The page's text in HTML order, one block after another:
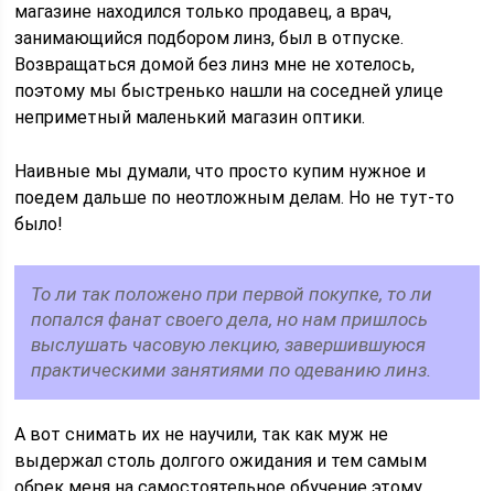
магазине находился только продавец, а врач,
занимающийся подбором линз, был в отпуске.
Возвращаться домой без линз мне не хотелось,
поэтому мы быстренько нашли на соседней улице
неприметный маленький магазин оптики.
Наивные мы думали, что просто купим нужное и
поедем дальше по неотложным делам. Но не тут-то
было!
То ли так положено при первой покупке, то ли
попался фанат своего дела, но нам пришлось
выслушать часовую лекцию, завершившуюся
практическими занятиями по одеванию линз.
А вот снимать их не научили, так как муж не
выдержал столь долгого ожидания и тем самым